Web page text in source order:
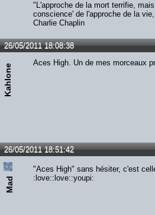
"L'approche de la mort terrifie,
conscience' de l'approche de la
Charlie Chaplin
26/05/2011 18:08:38
Kahlone
Aces High. Un de mes morceaux
26/05/2011 18:51:42
Mad
"Aces High" sans hésiter, c'est
:love::love::youpi: